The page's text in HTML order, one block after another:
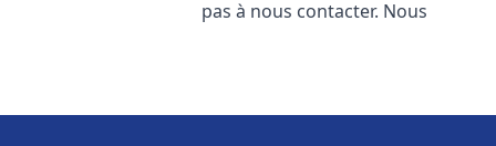
pas à nous contacter. Nous